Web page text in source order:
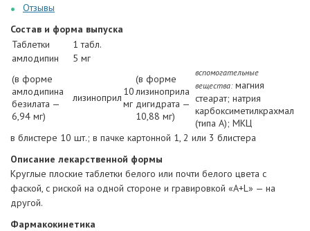
Отзывы
Состав и форма выпуска
Таблетки
1 табл.
амлодипин
5 мг
(в форме
амлодипина
безилата —
6,94 мг)
лизиноприл 10
мг
(в форме
лизиноприла
дигидрата —
10,88 мг)
вспомогательные
вещества:магния
стеарат; натрия
карбоксиметилкрахмал
(типа А); МКЦ
в блистере 10 шт.; в пачке картонной 1, 2 или 3 блистера
Описание лекарственной формы
Круглые плоские таблетки белого или почти белого цвета с
фаской, с риской на одной стороне и гравировкой «A+L» — на
другой.
Фармакокинетика